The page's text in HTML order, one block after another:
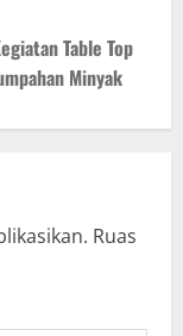
Table Top
Minyak
Ruas